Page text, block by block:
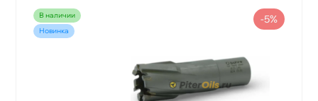
наличии
Новинка
-5%